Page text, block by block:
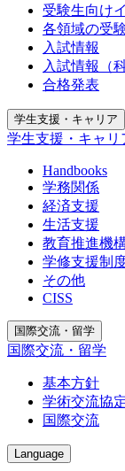
受験生向け
各領域の受
入試情報
入試情報（
合格発表
学生支援・キャリア
学生支援・キャリ
Handbooks
学務関係
経済支援
生活支援
教育推進機
学修支援制
その他
CISS
国際交流・留学
国際交流・留学
基本方針
学術交流協
国際交流
Language